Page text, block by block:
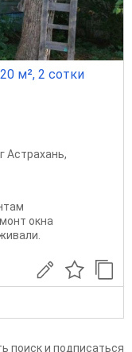
м², 2 сотки
Астрахань,
окна
поиск и подписаться